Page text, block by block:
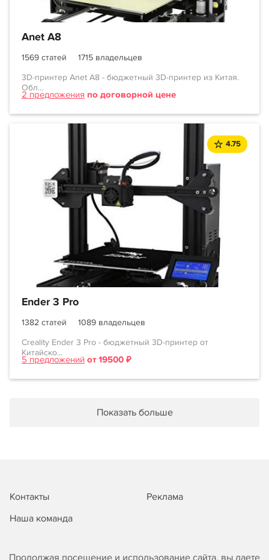
Продолжая посещение и использование сайта, вы даете
Anet A8
1569 статей
1715 владельцев
3D-принтер Anet A8 - бюджетный 3D-принтер из Китая.
Обл...
2 предложения по договорной цене
4.75
Ender 3 Pro
1382 статей
1089 владельцев
Creality Ender 3 Pro - бюджетный 3D-принтер от
Китайско...
5 предложений от 19500 ₽
Показать больше
Контакты
Реклама
Наша команда